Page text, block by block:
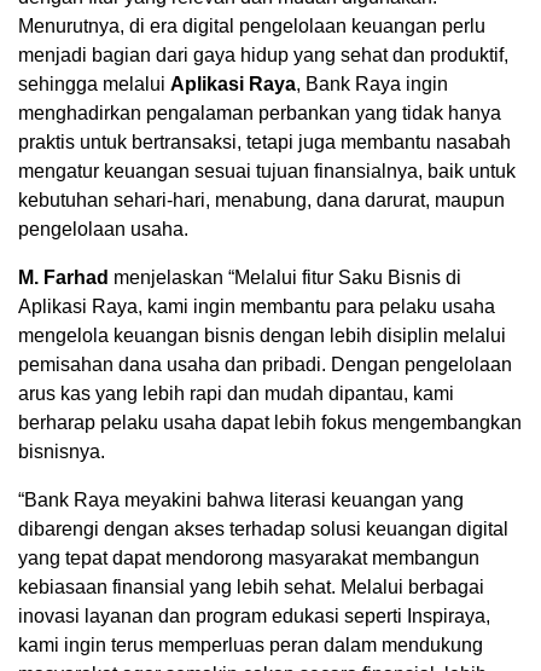
Menurutnya, di era digital pengelolaan keuangan perlu
menjadi bagian dari gaya hidup yang sehat dan produktif,
sehingga melalui Aplikasi Raya, Bank Raya ingin
menghadirkan pengalaman perbankan yang tidak hanya
praktis untuk bertransaksi, tetapi juga membantu nasabah
mengatur keuangan sesuai tujuan finansialnya, baik untuk
kebutuhan sehari-hari, menabung, dana darurat, maupun
pengelolaan usaha.
M. Farhad menjelaskan “Melalui fitur Saku Bisnis di
Aplikasi Raya, kami ingin membantu para pelaku usaha
mengelola keuangan bisnis dengan lebih disiplin melalui
pemisahan dana usaha dan pribadi. Dengan pengelolaan
arus kas yang lebih rapi dan mudah dipantau, kami
berharap pelaku usaha dapat lebih fokus mengembangkan
bisnisnya.
“Bank Raya meyakini bahwa literasi keuangan yang
dibarengi dengan akses terhadap solusi keuangan digital
yang tepat dapat mendorong masyarakat membangun
kebiasaan finansial yang lebih sehat. Melalui berbagai
inovasi layanan dan program edukasi seperti Inspiraya,
kami ingin terus memperluas peran dalam mendukung